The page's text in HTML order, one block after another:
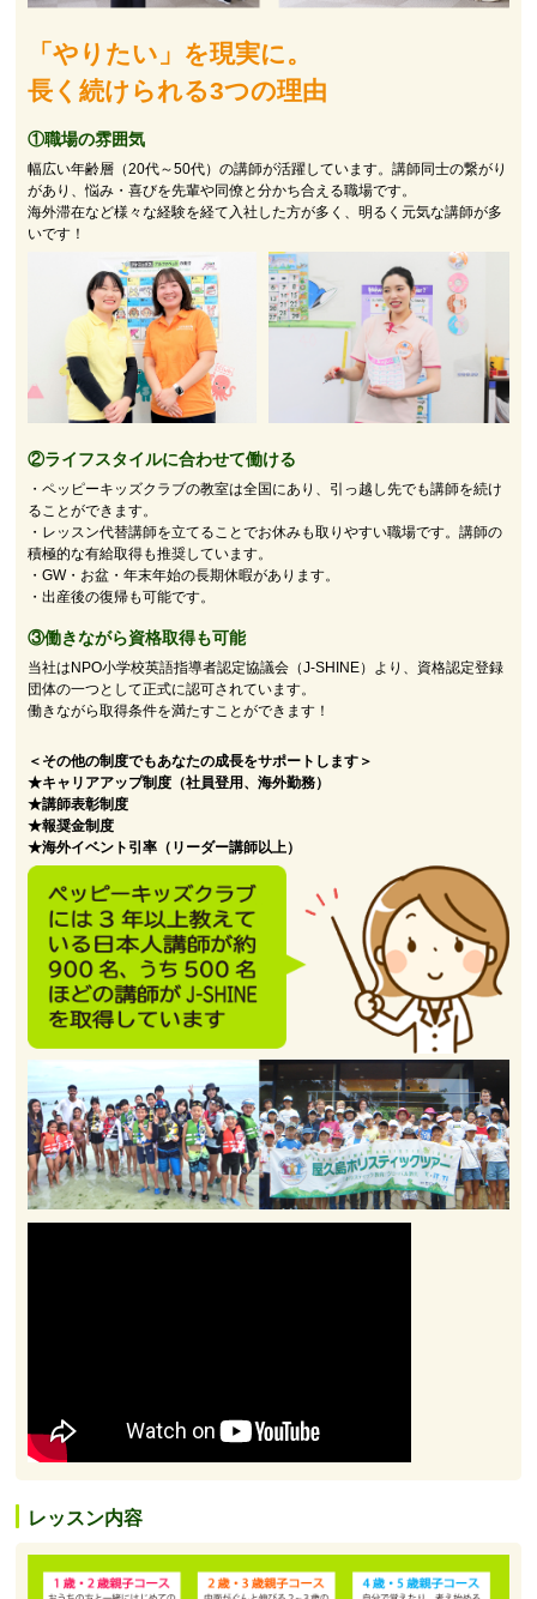
「やりたい」を現実に。
長く続けられる3つの理由
①職場の雰囲気
幅広い年齢層（20代～50代）の講師が活躍しています。講師同士の繋がり
があり、悩み・喜びを先輩や同僚と分かち合える職場です。
海外滞在など様々な経験を経て入社した方が多く、明るく元気な講師が多
いです！
②ライフスタイルに合わせて働ける
・ペッピーキッズクラブの教室は全国にあり、引っ越し先でも講師を続け
ることができます。
・レッスン代替講師を立てることでお休みも取りやすい職場です。講師の
積極的な有給取得も推奨しています。
・GW・お盆・年末年始の長期休暇があります。
・出産後の復帰も可能です。
③働きながら資格取得も可能
当社はNPO小学校英語指導者認定協議会（J-SHINE）より、資格認定登録
団体の一つとして正式に認可されています。
働きながら取得条件を満たすことができます！
＜その他の制度でもあなたの成長をサポートします＞
★キャリアアップ制度（社員登用、海外勤務）
★講師表彰制度
★報奨金制度
★海外イベント引率（リーダー講師以上）
レッスン内容